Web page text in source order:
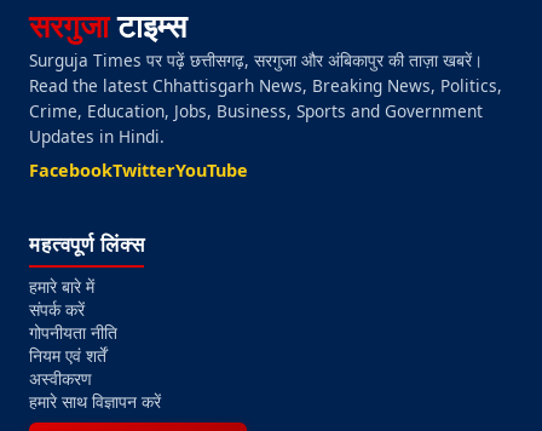
सरगुजाटाइम्स
Surguja Times पर पढ़ें छत्तीसगढ़, सरगुजा और अंबिकापुर की ताज़ा खबरें।
Read the latest Chhattisgarh News, Breaking News, Politics,
Crime, Education, Jobs, Business, Sports and Government
Updates in Hindi.
FacebookTwitterYouTube
महत्वपूर्ण लिंक्स
हमारे बारे में
संपर्क करें
गोपनीयता नीति
नियम एवं शर्तें
अस्वीकरण
हमारे साथ विज्ञापन करें